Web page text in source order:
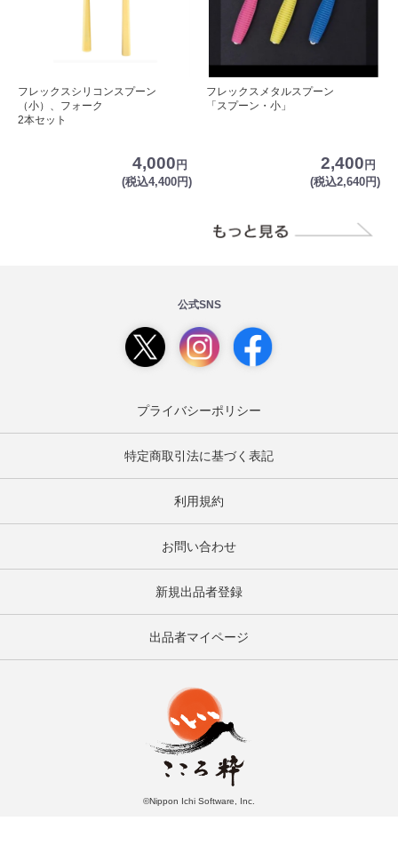
フレックスシリコンスプーン
（小）、フォーク
2本セット
4,000 円
(税込4,400円)
フレックスメタルスプーン
「スプーン・小」
2,400 円
(税込2,640円)
公式SNS
プライバシーポリシー
特定商取引法に基づく表記
利用規約
お問い合わせ
新規出品者登録
出品者マイページ
©Nippon Ichi Software, Inc.